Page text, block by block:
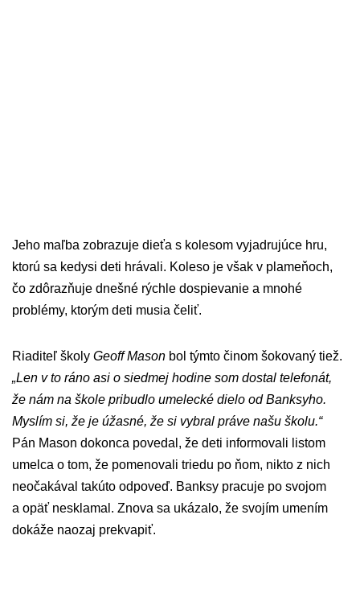
Jeho maľba zobrazuje dieťa s kolesom vyjadrujúce hru,
ktorú sa kedysi deti hrávali. Koleso je však v plameňoch,
čo zdôrazňuje dnešné rýchle dospievanie a mnohé
problémy, ktorým deti musia čeliť.
Riaditeľ školy Geoff Mason bol týmto činom šokovaný tiež.
„Len v to ráno asi o siedmej hodine som dostal telefonát,
že nám na škole pribudlo umelecké dielo od Banksyho.
Myslím si, že je úžasné, že si vybral práve našu školu.“
Pán Mason dokonca povedal, že deti informovali listom
umelca o tom, že pomenovali triedu po ňom, nikto z nich
neočakával takúto odpoveď. Banksy pracuje po svojom
a opäť nesklamal. Znova sa ukázalo, že svojím umením
dokáže naozaj prekvapiť.